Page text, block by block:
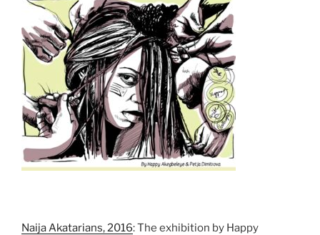
Naija Akatarians, 2016: The exhibition by Happy